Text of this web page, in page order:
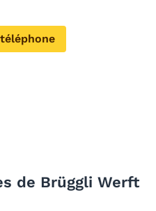
de Brüggli Werft